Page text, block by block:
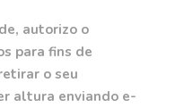
autorizo o
para fins de
o seu
altura enviando e-